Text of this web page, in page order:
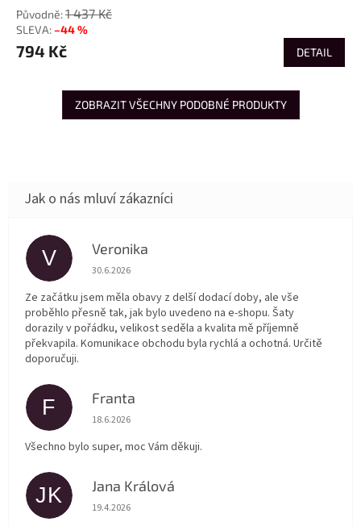
1 437 Kč
–44 %
794 Kč DETAIL
ZOBRAZIT VŠECHNY PODOBNÉ PRODUKTY
V Veronika
Hodnocení obchodu je 5 z 5 hvězdiček.
30.6.2026
Ze začátku jsem měla obavy z delší dodací doby, ale vše
proběhlo přesně tak, jak bylo uvedeno na e-shopu. Šaty
dorazily v pořádku, velikost seděla a kvalita mě příjemně
překvapila. Komunikace obchodu byla rychlá a ochotná. Určitě
doporučuji.
F Franta
Hodnocení obchodu je 5 z 5 hvězdiček.
18.6.2026
Všechno bylo super, moc Vám děkuji.
JK Jana Králová
Hodnocení obchodu je 5 z 5 hvězdiček.
19.4.2026